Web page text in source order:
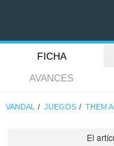
FICHA
AVANCES
VANDAL JUEGOS THEM